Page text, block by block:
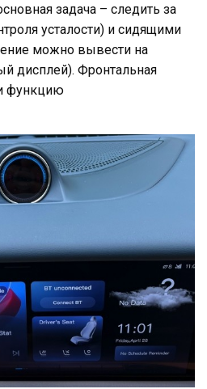
задача – следить за
усталости) и сидящими
можно вывести на
дисплей). Фронтальная
функцию